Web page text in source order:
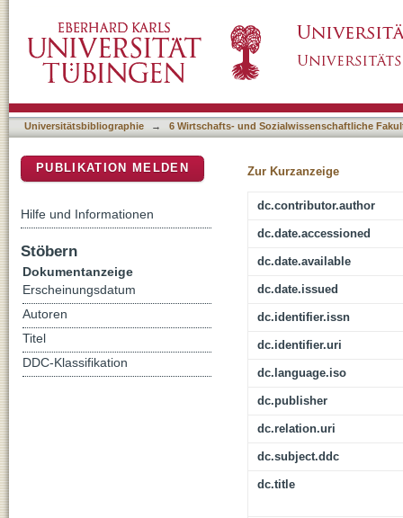
Universitätsbibliographie → 6 Wirtschafts- und Sozialwissenschaftliche
Zur Kurzanzeige
dc.contributor.author
dc.date.accessioned
dc.date.available
dc.date.issued
dc.identifier.issn
dc.identifier.uri
dc.language.iso
dc.publisher
dc.relation.uri
dc.subject.ddc
dc.title
PUBLIKATION MELDEN
Hilfe und Informationen
Stöbern
Dokumentanzeige
Erscheinungsdatum
Autoren
Titel
DDC-Klassifikation